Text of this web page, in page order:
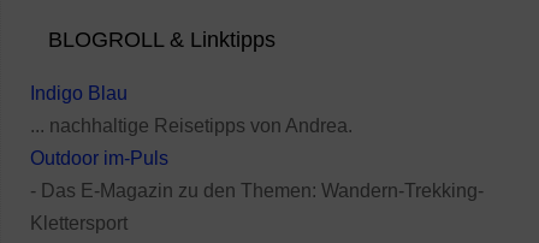
BLOGROLL & Linktipps
Indigo Blau
... nachhaltige Reisetipps von Andrea.
Outdoor im-Puls
- Das E-Magazin zu den Themen: Wandern-Trekking-
Klettersport